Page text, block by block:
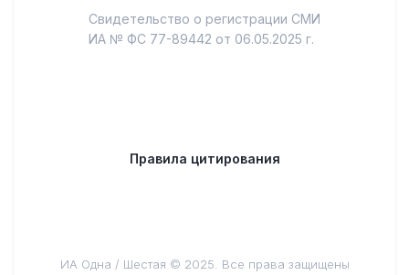
Свидетельство о регистрации СМИ
ИА № ФС 77-89442 от 06.05.2025 г.
Правила цитирования
ИА Одна / Шестая © 2025. Все права защищены